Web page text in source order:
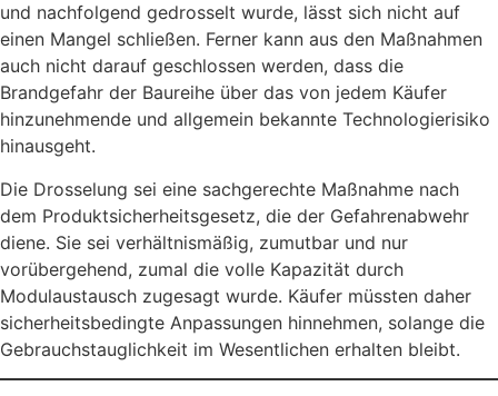
und nachfolgend gedrosselt wurde, lässt sich nicht auf
einen Mangel schließen. Ferner kann aus den Maßnahmen
auch nicht darauf geschlossen werden, dass die
Brandgefahr der Baureihe über das von jedem Käufer
hinzunehmende und allgemein bekannte Technologierisiko
hinausgeht.
Die Drosselung sei eine sachgerechte Maßnahme nach
dem Produktsicherheitsgesetz, die der Gefahrenabwehr
diene. Sie sei verhältnismäßig, zumutbar und nur
vorübergehend, zumal die volle Kapazität durch
Modulaustausch zugesagt wurde. Käufer müssten daher
sicherheitsbedingte Anpassungen hinnehmen, solange die
Gebrauchstauglichkeit im Wesentlichen erhalten bleibt.